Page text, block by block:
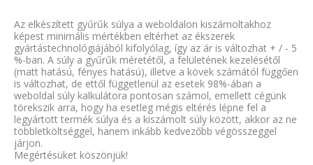
Az elkészített gyűrűk súlya a weboldalon kiszámoltakhoz
képest minimális mértékben eltérhet az ékszerek
gyártástechnológiájából kifolyólag, így az ár is változhat + / - 5
%-ban. A súly a gyűrűk méretétől, a felületének kezelésétől
(matt hatású, fényes hatású), illetve a kövek számától függően
is változhat, de ettől függetlenül az esetek 98%-ában a
weboldal súly kalkulátora pontosan számol, emellett cégünk
törekszik arra, hogy ha esetleg mégis eltérés lépne fel a
legyártott termék súlya és a kiszámolt súly között, akkor az ne
többletköltséggel, hanem inkább kedvezőbb végösszeggel
járjon.
Megértésüket köszönjük!